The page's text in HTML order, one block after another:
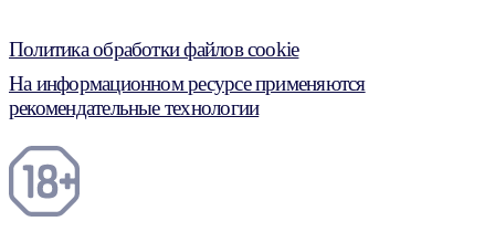
Политика обработки файлов cookie
На информационном ресурсе применяются
рекомендательные технологии